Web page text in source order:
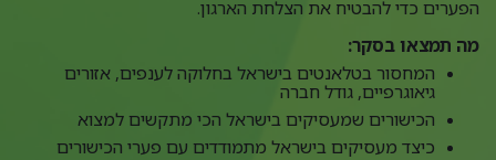
הפערים כדי להבטיח את הצלחת הארגון.
מה תמצאו בסקר:
המחסור בטלאנטים בישראל בחלוקה לענפים, אזורים
גיאוגרפיים, גודל חברה
הכישורים שמעסיקים בישראל הכי מתקשים למצוא
כיצד מעסיקים בישראל מתמודדים עם פערי הכישורים